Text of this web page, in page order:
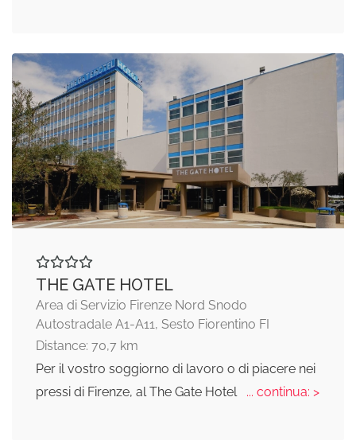
THE GATE HOTEL
Area di Servizio Firenze Nord Snodo
Autostradale A1-A11, Sesto Fiorentino FI
Distance: 70,7 km
Per il vostro soggiorno di lavoro o di piacere nei
pressi di Firenze, al The Gate Hotel
... continua: >